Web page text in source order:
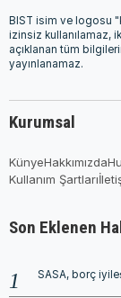
BIST isim ve logosu
izinsiz kullanılamaz,
açıklanan tüm
yayınlanamaz.
Kurumsal
KünyeHakkımızda
Kullanım Şartları
Son Eklenen
SASA, borç